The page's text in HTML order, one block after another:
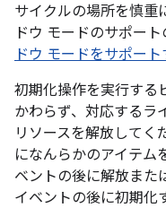
サイクルの場所を慎重
ドウ モードのサポート
ドウ モードをサポート
初期化操作を実行する
かわらず、対応するラ
リソースを解放してく
になんらかのアイテム
ベントの後に解放また
イベントの後に初期化